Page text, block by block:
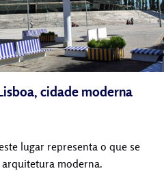
cidade moderna
lugar representa o que se
moderna.